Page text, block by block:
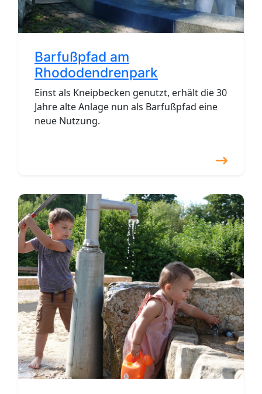
Barfußpfad am
Rhododendrenpark
Einst als Kneipbecken genutzt, erhält die 30
Jahre alte Anlage nun als Barfußpfad eine
neue Nutzung.